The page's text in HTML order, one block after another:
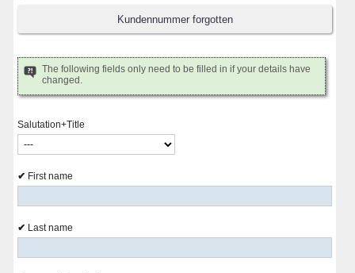
The following fields only need to be filled in if your details have
changed.
Salutation+Title
First name
Last name